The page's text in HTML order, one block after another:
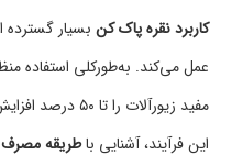
کاربرد نقره پاک کن بسیار گسترده
عمل می‌کند. به‌طورکلی استفاده
مفید زیورآلات
این فرآیند، آشنایی باطریقه مصرف